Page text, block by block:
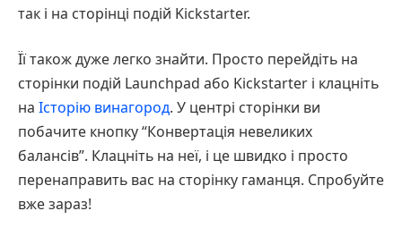
так і на сторінці подій Kickstarter.
Її також дуже легко знайти. Просто перейдіть на
сторінки подій Launchpad або Kickstarter і клацніть
на Історію винагород. У центрі сторінки ви
побачите кнопку “Конвертація невеликих
балансів”. Клацніть на неї, і це швидко і просто
перенаправить вас на сторінку гаманця. Спробуйте
вже зараз!